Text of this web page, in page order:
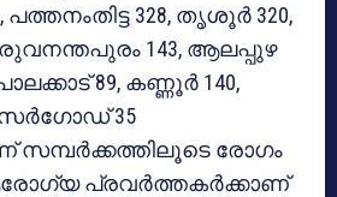
പത്തനംതിട്ട 328, തൃശൂര്‍ 320,
143, ആലപ്പുഴ
89, കണ്ണൂര്‍ 140,
35
സമ്പര്‍ക്കത്തിലൂടെ രോഗം
പ്രവര്‍ത്തകര്‍ക്കാണ്